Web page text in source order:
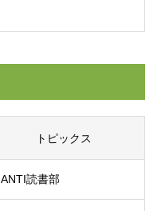
トピックス
読書部